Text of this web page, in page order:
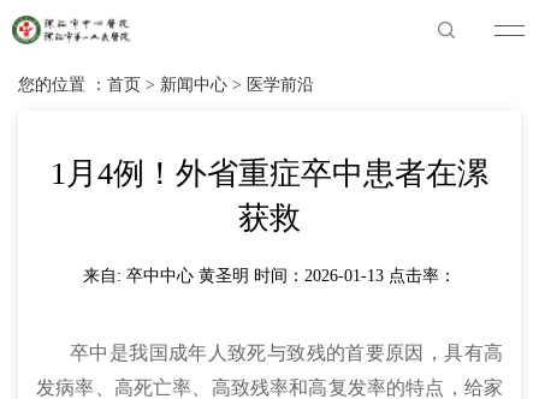
您的位置 ： 首页 > 新闻中心 > 医学前沿
1月4例！外省重症卒中患者在漯
获救
来自: 卒中中心 黄圣明 时间：2026-01-13 点击率：
卒中是我国成年人致死与致残的首要原因，具有高
发病率、高死亡率、高致残率和高复发率的特点，给家